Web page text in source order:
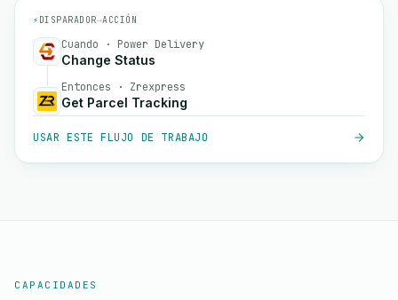
⚡ DISPARADOR→ACCIÓN
Cuando · Power Delivery
Change Status
Entonces · Zrexpress
Get Parcel Tracking
USAR ESTE FLUJO DE TRABAJO
CAPACIDADES